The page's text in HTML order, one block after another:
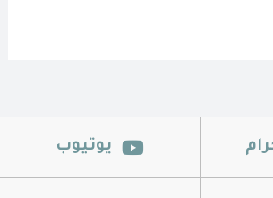
يوتيوب